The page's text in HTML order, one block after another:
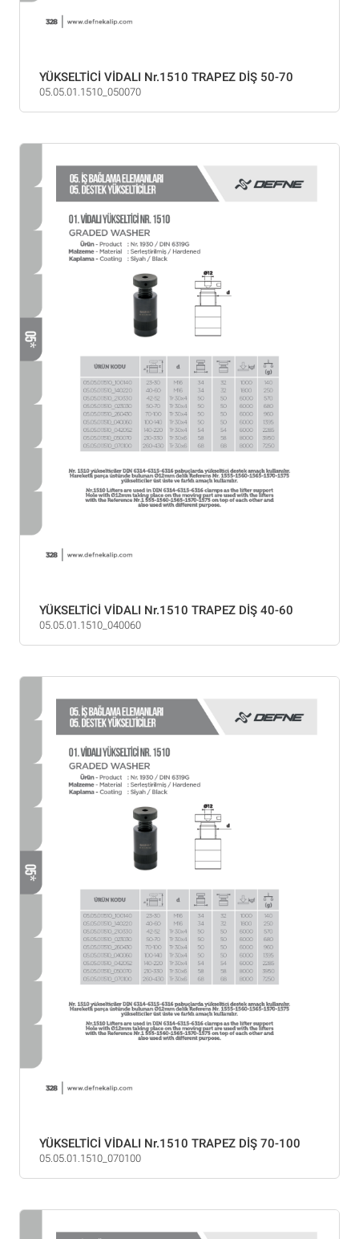
YÜKSELTİCİ VİDALI Nr.1510 TRAPEZ DİŞ 50-70
05.05.01.1510_050070
YÜKSELTİCİ VİDALI Nr.1510 TRAPEZ DİŞ 40-60
05.05.01.1510_040060
YÜKSELTİCİ VİDALI Nr.1510 TRAPEZ DİŞ 70-100
05.05.01.1510_070100